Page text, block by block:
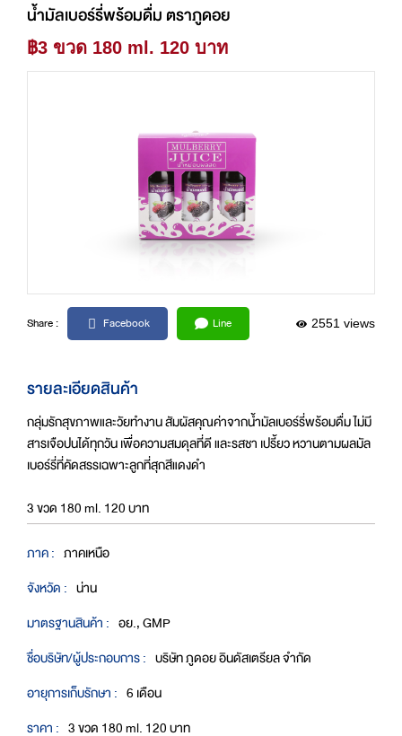
น้ำมัลเบอร์รี่พร้อมดื่ม ตราภูดอย
฿3 ขวด 180 ml. 120 บาท
Share : Facebook Line 2551 views
รายละเอียดสินค้า
กลุ่มรักสุขภาพและวัยทํางาน สัมผัสคุณค่าจากน้ำมัลเบอร์รี่พร้อมดื่ม ไม่มี
สารเจือปนได้ทุกวัน เพื่อความสมดุลที่ดี และรสชา เปรี้ยว หวานตามผลมัล
เบอร์รี่ที่คัดสรรเฉพาะลูกที่สุกสีแดงดํา
3 ขวด 180 ml. 120 บาท
ภาค : ภาคเหนือ
จังหวัด : น่าน
มาตรฐานสินค้า : อย., GMP
ชื่อบริษัท/ผู้ประกอบการ : บริษัท ภูดอย อินดัสเตรียล จำกัด
อายุการเก็บรักษา : 6 เดือน
ราคา : 3 ขวด 180 ml. 120 บาท